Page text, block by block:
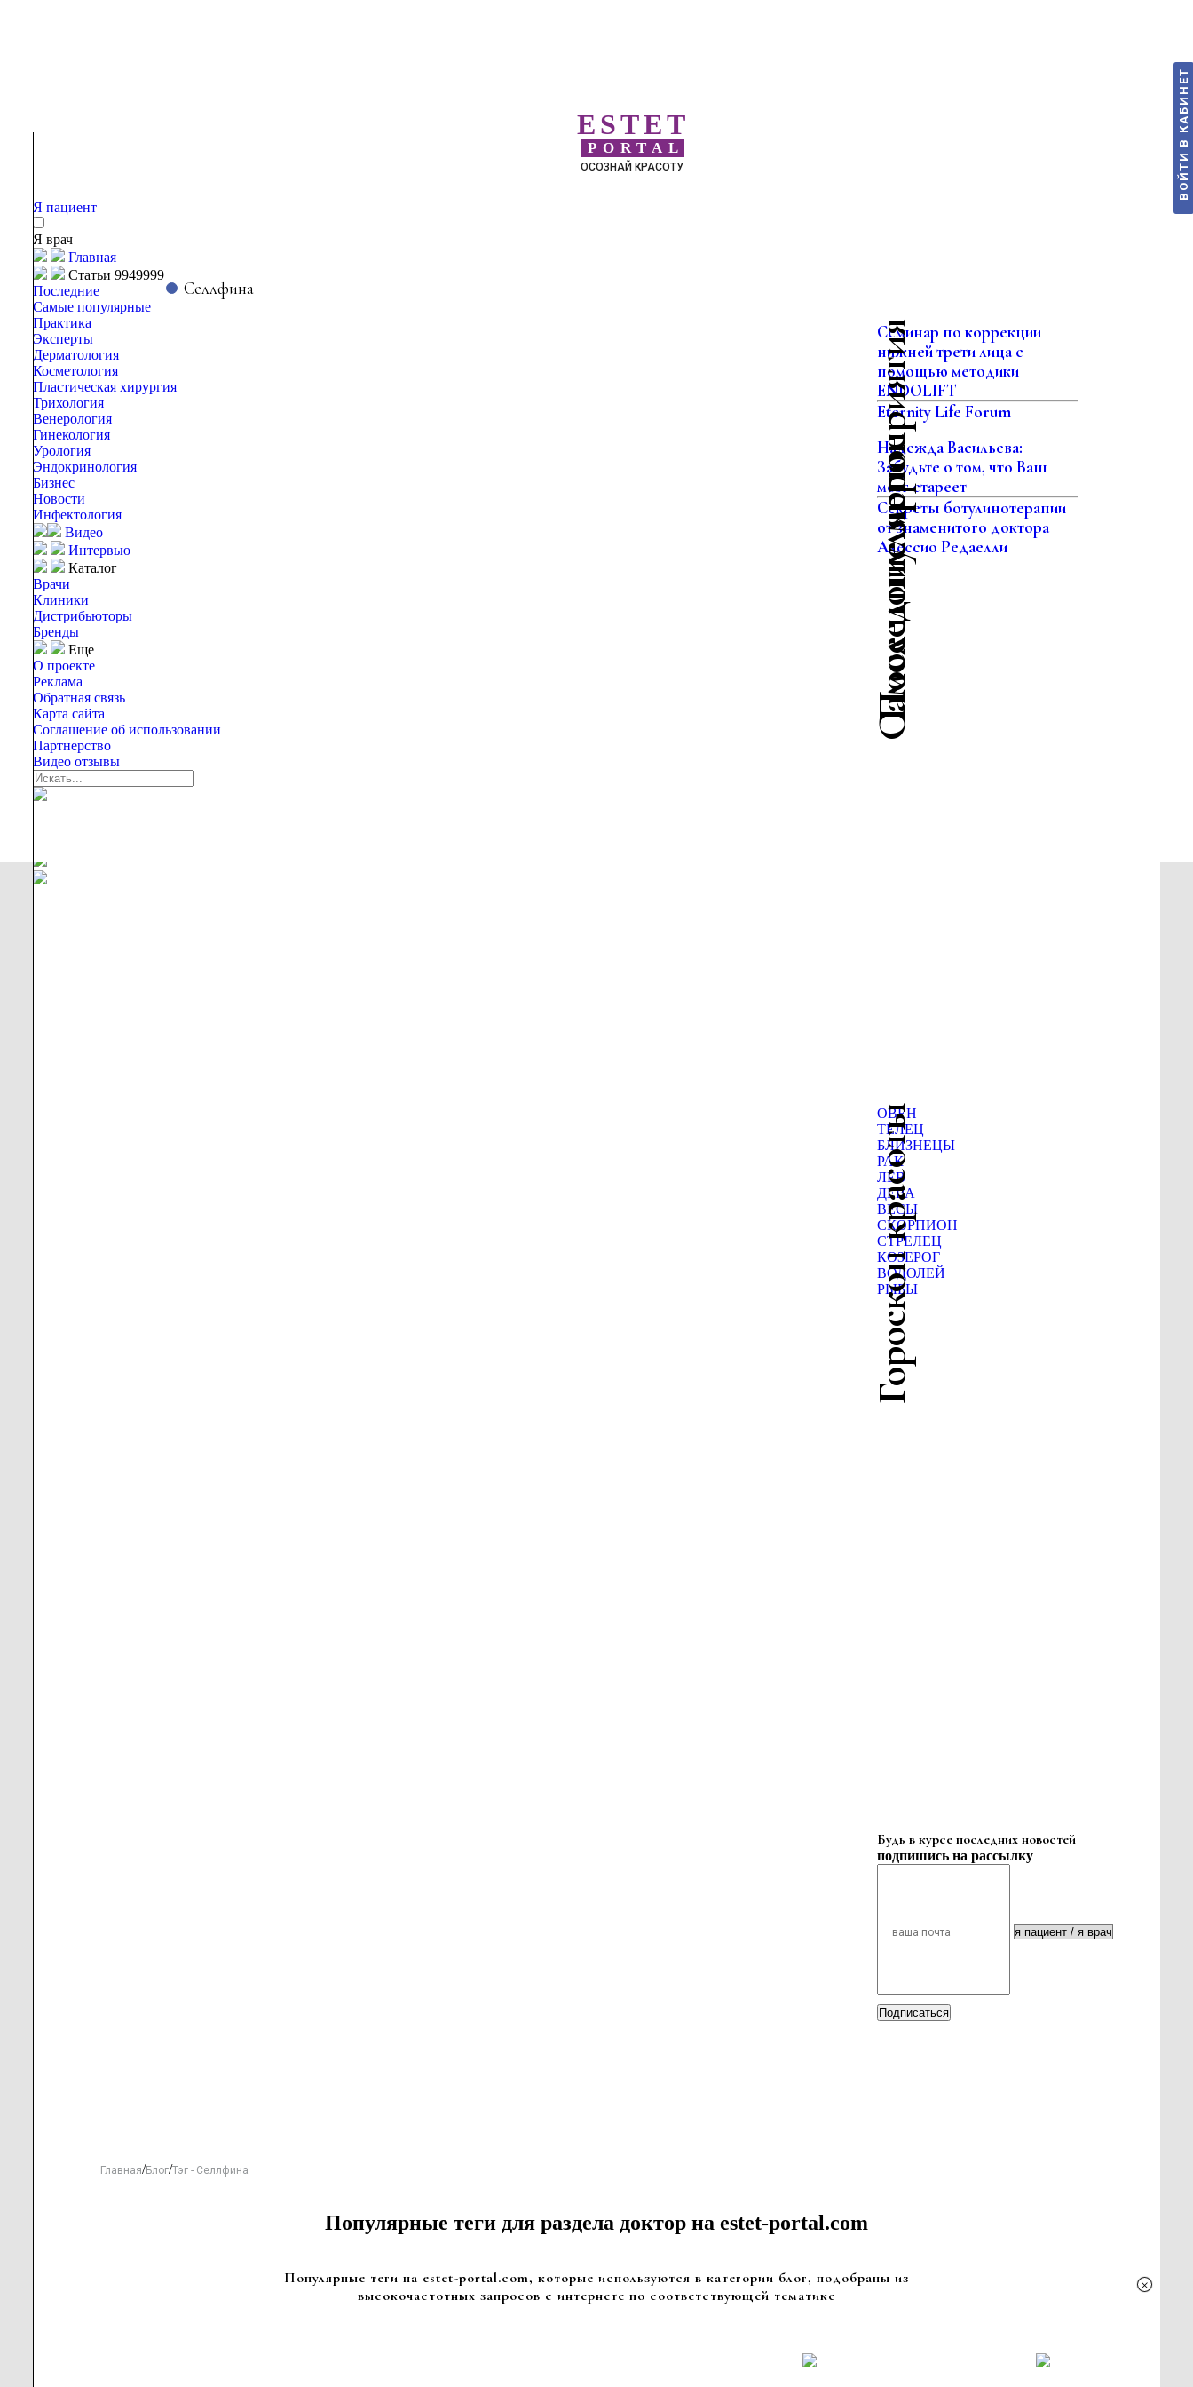
ESTET
PORTAL
ОСОЗНАЙ КРАСОТУ
Я пациент
Я врач
Главная
Статьи 9949999
Последние
Самые популярные
Практика
Эксперты
Дерматология
Косметология
Пластическая хирургия
Трихология
Венерология
Гинекология
Урология
Эндокринология
Бизнес
Новости
Инфектология
Видео
Интервью
Каталог
Врачи
Клиники
Дистрибьюторы
Бренды
Еще
О проекте
Реклама
Обратная связь
Карта сайта
Соглашение об использовании
Партнерство
Видео отзывы
Селлфина
Последние мероприятия
Семинар по коррекции
нижней трети лица с
помощью методики
ENDOLIFT
Eternity Life Forum
Самое популярное
Надежда Васильева:
Забудьте о том, что Ваш
мозг стареет
Секреты ботулинотерапии
от знаменитого доктора
Алессио Редаелли
Гороскоп красоты
ОВЕН
ТЕЛЕЦ
БЛИЗНЕЦЫ
РАК
ЛЕВ
ДЕВА
ВЕСЫ
СКОРПИОН
СТРЕЛЕЦ
КОЗЕРОГ
ВОДОЛЕЙ
РЫБЫ
Будь в курсе последних новостей
подпишись на рассылку
Подписаться
Главная/Блог/Тэг - Селлфина
ВОЙТИ В КАБИНЕТ
Популярные теги для раздела доктор на estet-portal.com
Популярные теги на estet-portal.com, которые используются в категории блог, подобраны из
высокочастотных запросов с интернете по соответствующей тематике
×